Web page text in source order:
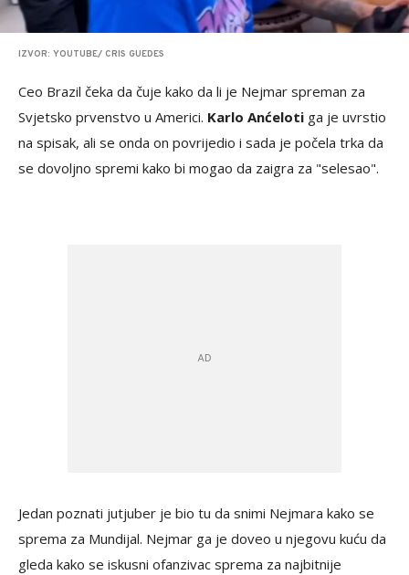
IZVOR: YOUTUBE/ CRIS GUEDES
Ceo Brazil čeka da čuje kako da li je Nejmar spreman za
Svjetsko prvenstvo u Americi. Karlo Anćeloti ga je uvrstio
na spisak, ali se onda on povrijedio i sada je počela trka da
se dovoljno spremi kako bi mogao da zaigra za "selesao".
Jedan poznati jutjuber je bio tu da snimi Nejmara kako se
sprema za Mundijal. Nejmar ga je doveo u njegovu kuću da
gleda kako se iskusni ofanzivac sprema za najbitnije